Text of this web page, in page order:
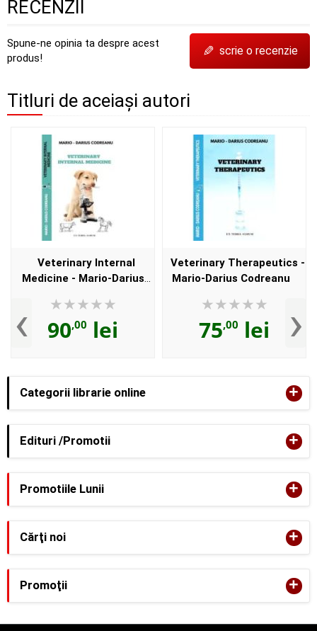
Categorii librarie online +
Edituri /Promotii +
RECENZII
Spune-ne opinia ta despre acest
produs!
✎ scrie o recenzie
Titluri de aceiași autori
‹
Veterinary Internal
Medicine - Mario-Darius
90,00 lei
Veterinary Therapeutics -
Mario-Darius Codreanu
75,00 lei ›
Promotiile Lunii +
Cărţi noi +
Promoţii +